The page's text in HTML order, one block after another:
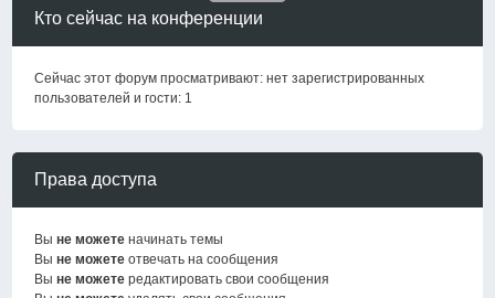
Кто сейчас на конференции
Сейчас этот форум просматривают: нет зарегистрированных
пользователей и гости: 1
Права доступа
Выне можете начинать темы
Выне можете отвечать на сообщения
Выне можете редактировать свои сообщения